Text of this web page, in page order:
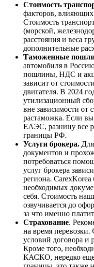
Стоимость
факторов,
Стоимость
(морской,
расстояния и веса
дополнительные
Таможенные
автомобиля в
пошлины, НДС и
зависит от
двигателя. В 2024
утилизационный
вне зависимости от
растаможка. Если
ЕАЭС, разницу все
границы РФ.
Услуги брокера.
документов и
потребоваться
услуг брокера
региона.
необходимых
себя. Стоимость
озвучивается до
за что именно
Страхование.
на время перевозки.
условий договора и
Кроме того,
КАСКО, нередко еще